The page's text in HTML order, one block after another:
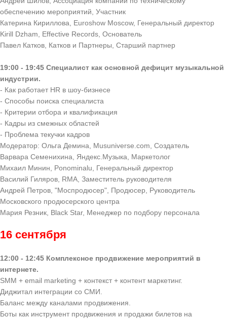
обеспечению мероприятий, Участник
Катерина Кириллова, Euroshow Moscow, Генеральный директор
Kirill Dzham, Effective Records, Основатель
Павел Катков, Катков и Партнеры, Старший партнер
19:00 - 19:45 Специалист как основной дефицит музыкальной
индустрии.
- Как работает HR в шоу-бизнесе
- Способы поиска специалиста
- Критерии отбора и квалификация
- Кадры из смежных областей
- Проблема текучки кадров
Модератор: Ольга Демина, Musuniverse.com, Создатель
Варвара Семенихина, Яндекс.Музыка, Маркетолог
Михаил Минин, Ponominalu, Генеральный директор
Василий Гиляров, RMA, Заместитель руководителя
Андрей Петров, "Моспродюсер", Продюсер, Руководитель
Московского продюсерского центра
Мария Резник, Black Star, Менеджер по подбору персонала
16 сентября
12:00 - 12:45 Комплексное продвижение мероприятий в
интернете.
SMM + email marketing + контекст + контент маркетинг.
Диджитал интеграции со СМИ.
Баланс между каналами продвижения.
Боты как инструмент продвижения и продажи билетов на